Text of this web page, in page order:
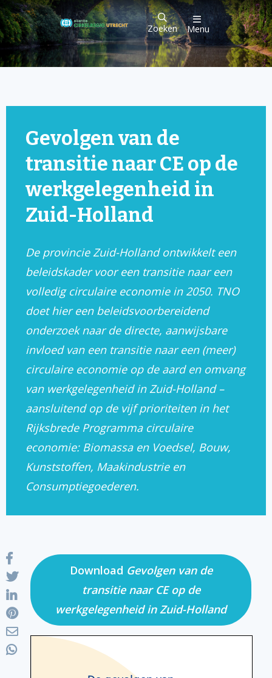
Zoeken Menu
Gevolgen van de
transitie naar CE op de
werkgelegenheid in
Zuid-Holland
De provincie Zuid-Holland ontwikkelt een
beleidskader voor een transitie naar een
volledig circulaire economie in 2050. TNO
doet hier een beleidsvoorbereidend
onderzoek naar de directe, aanwijsbare
invloed van een transitie naar een (meer)
circulaire economie op de aard en omvang
van werkgelegenheid in Zuid-Holland –
aansluitend op de vijf prioriteiten in het
Rijksbrede Programma circulaire
economie: Biomassa en Voedsel, Bouw,
Kunststoffen, Maakindustrie en
Consumptiegoederen.
Download Gevolgen van de
transitie naar CE op de
werkgelegenheid in Zuid-Holland